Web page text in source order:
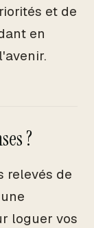
et de
en
?
relevés de
loguer vos